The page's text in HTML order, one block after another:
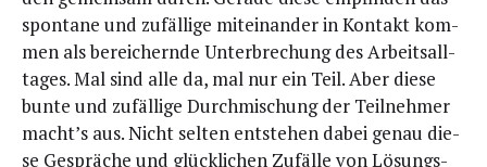
spon­ta­ne und zufäl­li­ge mit­ein­an­der in Kon­takt kom­
men als berei­chern­de Unter­bre­chung des Arbeits­all­
ta­ges. Mal sind alle da, mal nur ein Teil. Aber die­se
bun­te und zufäl­li­ge Durch­mi­schung der Teil­neh­mer
macht’s aus. Nicht sel­ten ent­ste­hen dabei genau die­
se Gesprä­che und glück­li­chen Zufäl­le von Lösungs­